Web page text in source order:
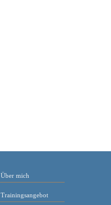
Über mich
Trainingsangebot